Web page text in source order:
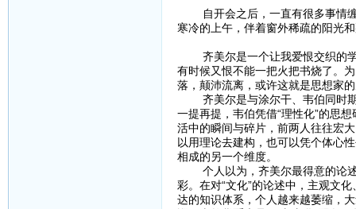
自开会之后，一直有很多事情缠
寒冷的上午，伴着窗外稀疏的阳光
齐美尔是一个让我爱恨交织的学
有时候又恨不能一把火把书烧了。
落，颠沛流离，或许这就是思想家
齐美尔是与涂尔干、韦伯同时期
一提再提，韦伯凭借“理性化”的思
活中的瞬间与碎片，前两人往往宏
以用理论去建构，也可以凭个体心
相成的另一个维度。
个人以为，齐美尔最得意的论述
彩。在对“文化”的论述中，主观文
达的知识体系，个人越来越萎缩，